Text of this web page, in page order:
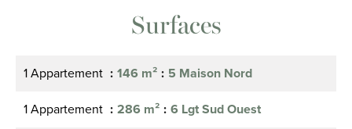
Surfaces
1 Appartement 146 m²
5 Maison Nord
1 Appartement
286 m²
6 Lgt Sud Ouest